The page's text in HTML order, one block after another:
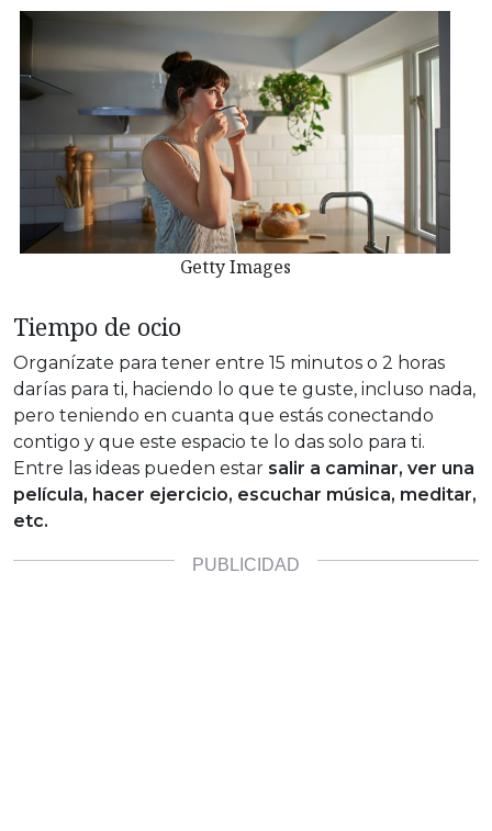
Getty Images
Tiempo de ocio
Organízate para tener entre 15 minutos o 2 horas
darías para ti, haciendo lo que te guste, incluso nada,
pero teniendo en cuanta que estás conectando
contigo y que este espacio te lo das solo para ti.
Entre las ideas pueden estar salir a caminar, ver una
película, hacer ejercicio, escuchar música, meditar,
etc.